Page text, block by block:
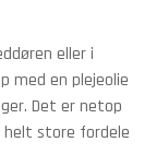
eller i
med en plejeolie
Det er netop
helt store fordele